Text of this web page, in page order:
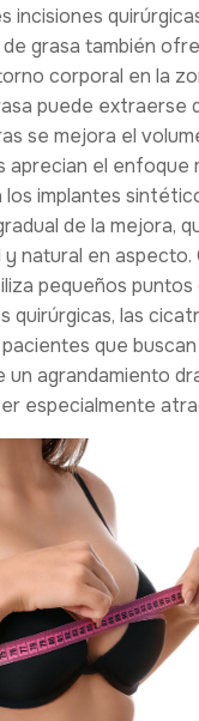
incisiones
grasa también
corporal en la
puede extraerse
se mejora el
aprecian el enfoque
implantes
de la mejora,
natural en aspecto.
pequeños
quirúrgicas, las
pacientes que
un agrandamiento
especialmente